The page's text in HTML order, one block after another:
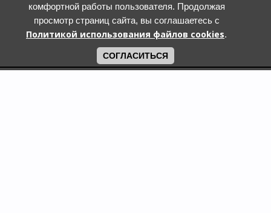
комфортной работы пользователя. Продолжая
просмотр страниц сайта, вы соглашаетесь с
Политикой использования файлов cookies.
СОГЛАСИТЬСЯ